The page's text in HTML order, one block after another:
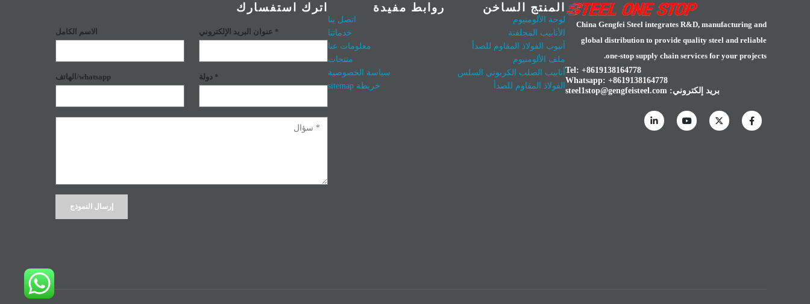
China Gengfei Steel integrates R&D, manufacturing and
global distribution to provide quality steel and reliable
one-stop supply chain services for your projects.
Tel: +8619138164778
Whatsapp: +8619138164778
بريد إلكتروني:steel1stop@gengfeisteel.com
المنتج الساخن
لوحة الألومنيوم
الأنابيب المجلفنة
أنبوب الفولاذ المقاوم للصدأ
ملف الألومنيوم
أنابيب الصلب الكربوني السلس
الفولاذ المقاوم للصدأ
روابط مفيدة
اتصل بنا
خدماتنا
معلومات عنا
منتجات
سياسة الخصوصية
خريطة sitemap
اترك استفسارك
الاسم الكامل عنوان البريد الإلكتروني *
الهاتف/whatsapp دولة *